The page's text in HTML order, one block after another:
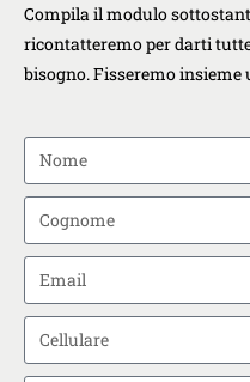
Compila il modulo
ricontatteremo per darti
bisogno. Fisseremo